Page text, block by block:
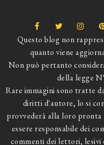
Questo blog non
quanto viene
Non può pertanto
della legge
Rare immagini sono tratte
diritti d'autore, lo si
provvederà alla loro pronta
essere responsabile dei
commenti dei lettori,